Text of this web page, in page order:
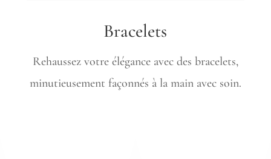
Bracelets
Rehaussez votre élégance avec des bracelets,
minutieusement façonnés à la main avec soin.